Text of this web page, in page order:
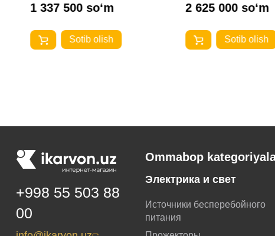
1 337 500 so‘m
Sotib olish
2 625 000 so‘m
Sotib olish
+998 55 503 88
00
Ommabop
Электрика и свет
Источники бесперебойного
питания